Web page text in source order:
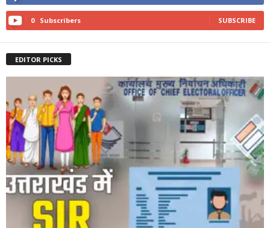
0 Subscribers SUBSCRIBE
EDITOR PICKS